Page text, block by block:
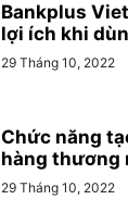
Bankplus
lợi ích khi
29 Tháng 10, 2022
Chức năng
hàng thương
29 Tháng 10, 2022